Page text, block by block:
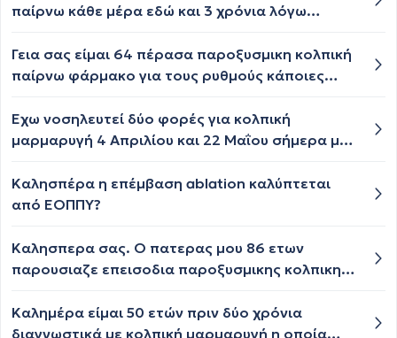
πολλές ώρες και όλη την εβδομάδα και είμαι 59
παίρνω κάθε μέρα εδώ και 3 χρόνια λόγω
τρανσαμινάση ALT τιμή 36; Περιμένω την
απάντησή σας.
Γεια σας είμαι 64 πέρασα παροξυσμικη κολπική
παίρνω φάρμακο για τους ρυθμούς κάποιες
;;;;ο γιατρός μου είπε όχι αλλά κάτω Από 60
είναι φυσιολογικό;;;;;
Έχω νοσηλευτεί δύο φορές για κολπική
μαρμαρυγή 4 Απριλίου και 22 Μαΐου σήμερα με
νοσοκομείο;
Καλησπέρα η επέμβαση ablation καλύπτεται
από ΕΟΠΠΥ?
Καλησπερα σας. Ο πατερας μου 86 ετων
παρουσιαζε επεισοδια παροξυσμικης κολπικης
και μπηκε σε σταθερο φλεβοκομβικο
ρυθμο(περιπου σταθερα στους 50-55 παλμους).
Καλημέρα είμαι 50 ετών πριν δύο χρόνια
διαγνωστικά με κολπική μαρμαρυγή η οποία